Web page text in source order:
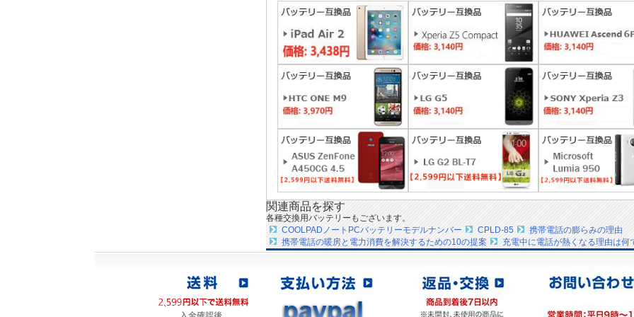
関連商品を探す
各種交換用バッテリーもございます。
COOLPADノートPCバッテリーモデルナンバー
CPLD-85
携帯電話の膨らみの理由
携帯電話の暖房と電力消費を解決するための10の提案
充電中に電話が熱くなる理由は何